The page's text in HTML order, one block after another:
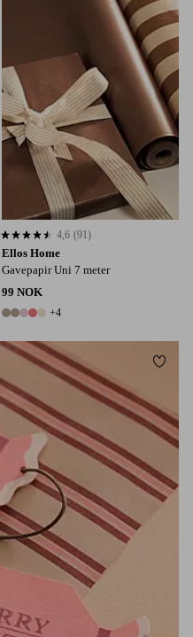
Ellos Home
Gavepapir Uni 7 meter
99 NOK
9 farger
+4
4,6 basert på 91 karaktergivninger
4,6 (91)